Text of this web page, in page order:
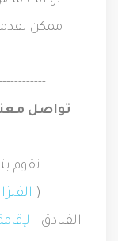
ممكن
تواصل
نقوم
( الفيزا
الفنادق-